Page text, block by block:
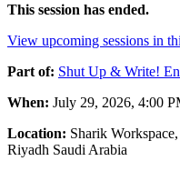
This session has ended.
View upcoming sessions in
Part of: Shut Up & Write!
When: July 29, 2026, 4:00
Location: Sharik
Riyadh Saudi Arabia